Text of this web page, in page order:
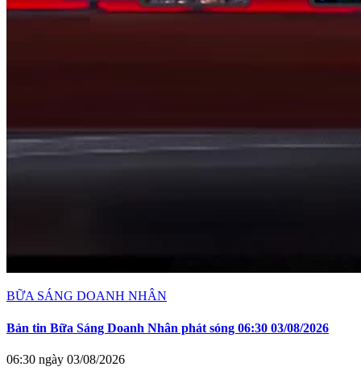
BỮA SÁNG DOANH NHÂN
Bản tin Bữa Sáng Doanh Nhân phát sóng 06:30 03/08/2026
06:30 ngày 03/08/2026